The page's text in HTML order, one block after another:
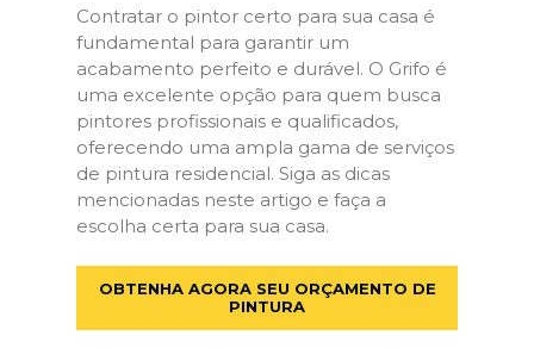
Contratar o pintor certo para sua casa é
fundamental para garantir um
acabamento perfeito e durável. O Grifo é
uma excelente opção para quem busca
pintores profissionais e qualificados,
oferecendo uma ampla gama de serviços
de pintura residencial. Siga as dicas
mencionadas neste artigo e faça a
escolha certa para sua casa.
OBTENHA AGORA SEU ORÇAMENTO DE
PINTURA